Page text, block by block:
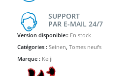
SUPPORT
PAR E-MAIL 24/7
Version disponible:: En stock
Catégories : Seinen, Tomes neufs
Marque : Keiji